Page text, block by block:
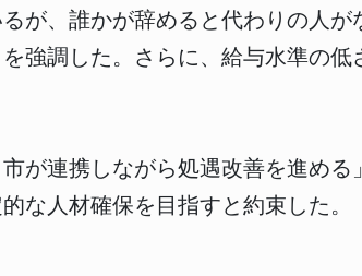
が、誰かが辞めると代わりの人
強調した。さらに、給与水準の
が連携しながら処遇改善を進め
な人材確保を目指すと約束した。